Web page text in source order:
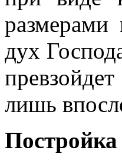
дух
лишь